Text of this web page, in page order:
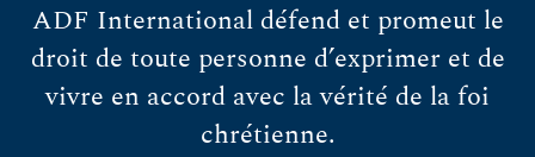
ADF International défend et promeut le
droit de toute personne d’exprimer et de
vivre en accord avec la vérité de la foi
chrétienne.